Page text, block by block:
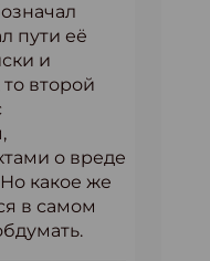
пути её
и
второй
о вреде
какое же
в самом